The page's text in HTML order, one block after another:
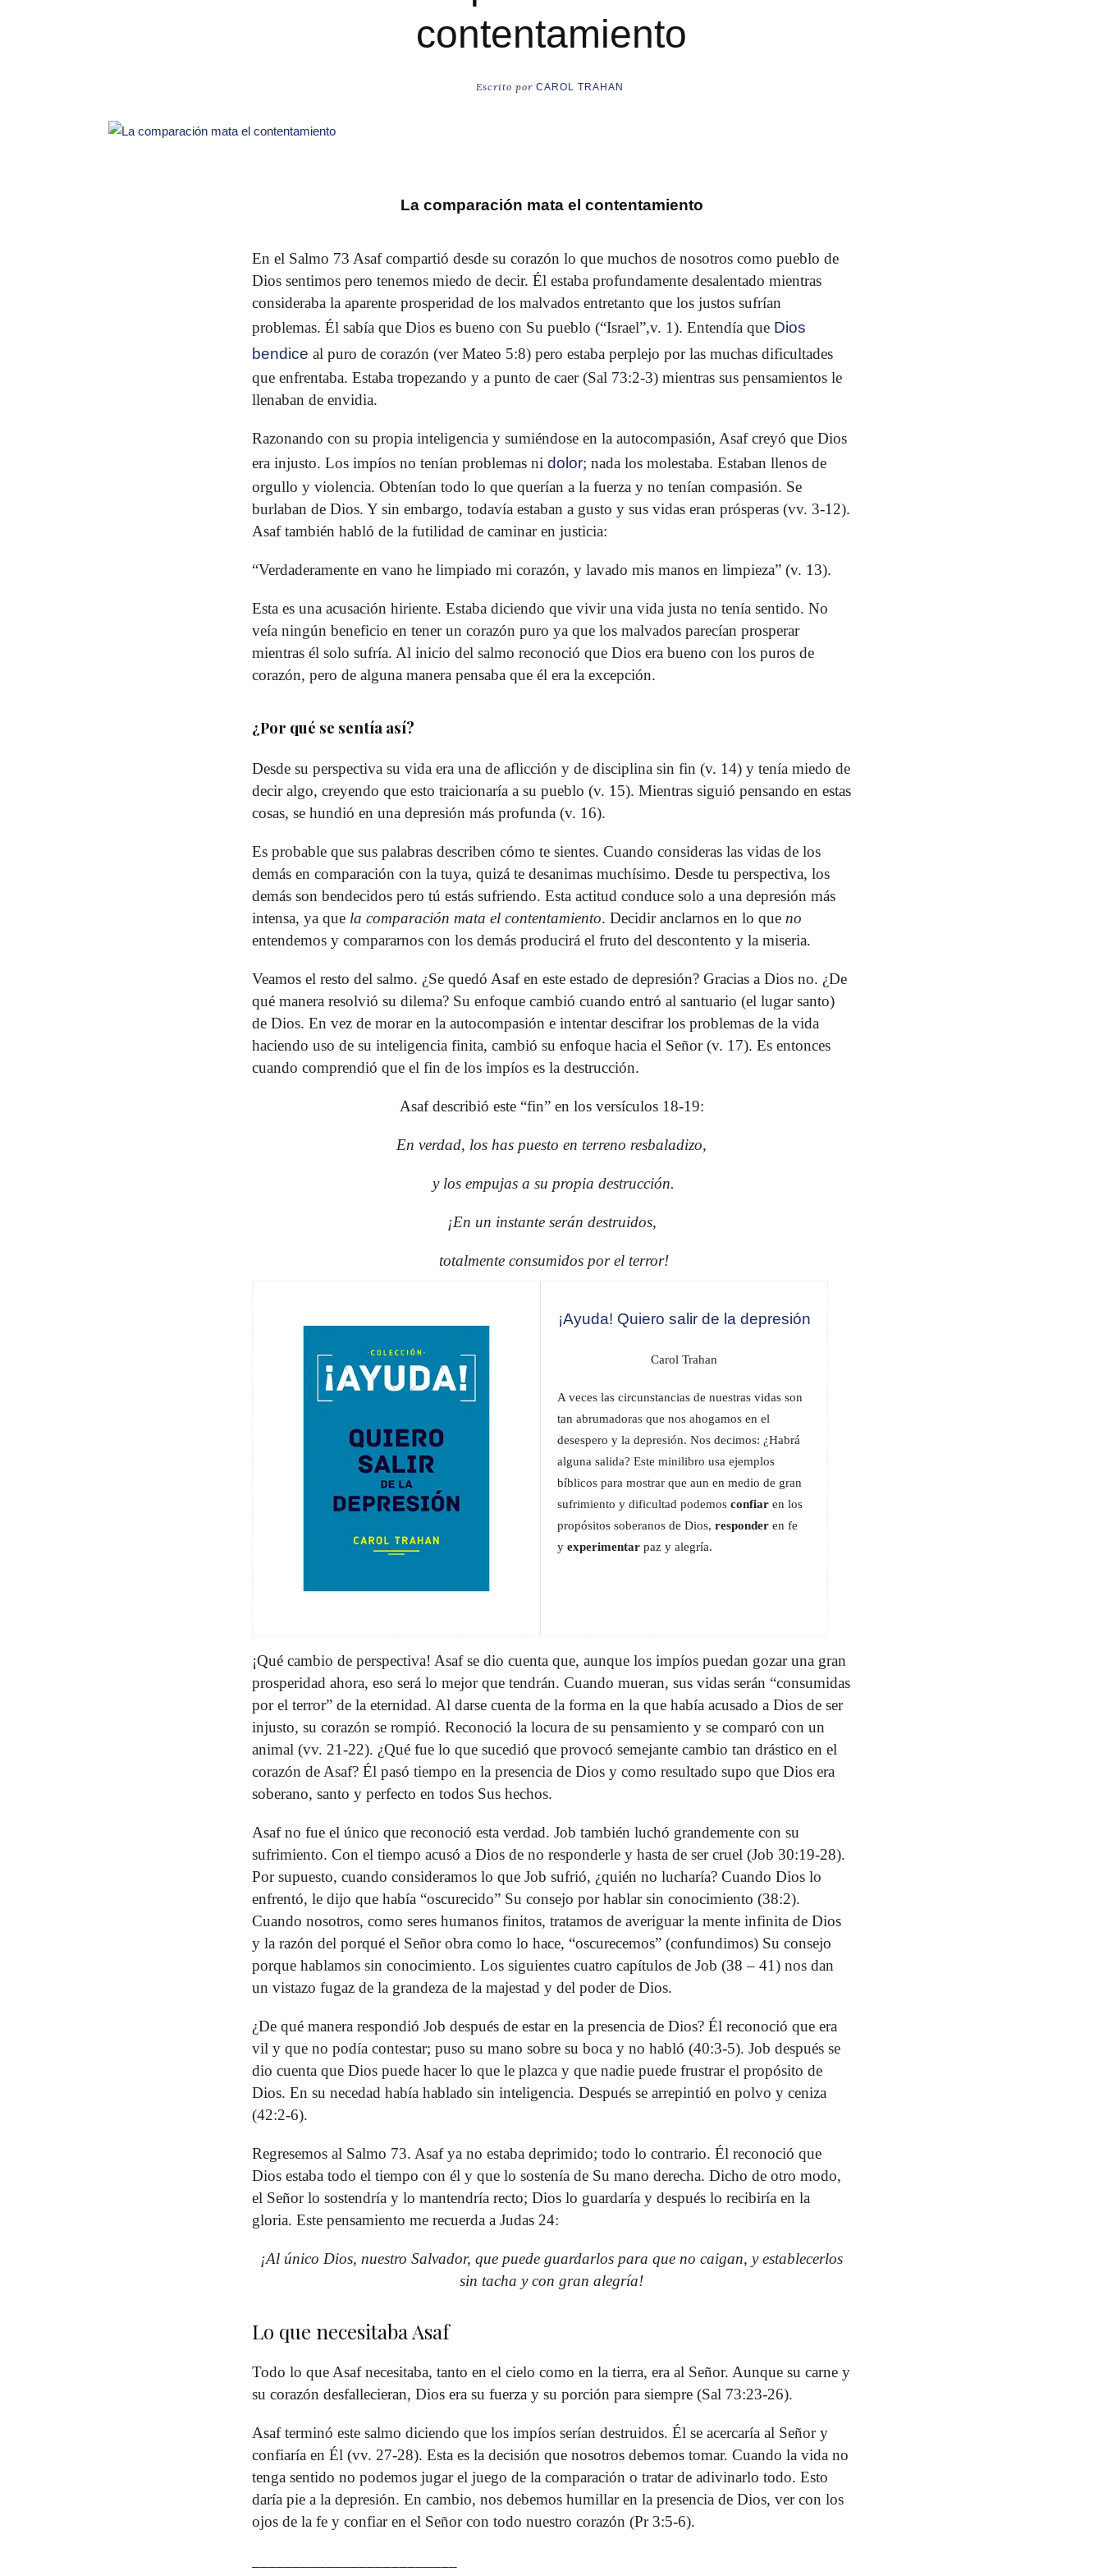
contentamiento
Escrito por CAROL TRAHAN
La comparación mata el contentamiento
En el Salmo 73 Asaf compartió desde su corazón lo que muchos de nosotros como pueblo de
Dios sentimos pero tenemos miedo de decir. Él estaba profundamente desalentado mientras
consideraba la aparente prosperidad de los malvados entretanto que los justos sufrían
problemas. Él sabía que Dios es bueno con Su pueblo (“Israel”,v. 1). Entendía que Dios
bendice al puro de corazón (ver Mateo 5:8) pero estaba perplejo por las muchas dificultades
que enfrentaba. Estaba tropezando y a punto de caer (Sal 73:2-3) mientras sus pensamientos le
llenaban de envidia.
Razonando con su propia inteligencia y sumiéndose en la autocompasión, Asaf creyó que Dios
era injusto. Los impíos no tenían problemas ni dolor; nada los molestaba. Estaban llenos de
orgullo y violencia. Obtenían todo lo que querían a la fuerza y no tenían compasión. Se
burlaban de Dios. Y sin embargo, todavía estaban a gusto y sus vidas eran prósperas (vv. 3-12).
Asaf también habló de la futilidad de caminar en justicia:
“Verdaderamente en vano he limpiado mi corazón, y lavado mis manos en limpieza” (v. 13).
Esta es una acusación hiriente. Estaba diciendo que vivir una vida justa no tenía sentido. No
veía ningún beneficio en tener un corazón puro ya que los malvados parecían prosperar
mientras él solo sufría. Al inicio del salmo reconoció que Dios era bueno con los puros de
corazón, pero de alguna manera pensaba que él era la excepción.
¿Por qué se sentía así?
Desde su perspectiva su vida era una de aflicción y de disciplina sin fin (v. 14) y tenía miedo de
decir algo, creyendo que esto traicionaría a su pueblo (v. 15). Mientras siguió pensando en estas
cosas, se hundió en una depresión más profunda (v. 16).
Es probable que sus palabras describen cómo te sientes. Cuando consideras las vidas de los
demás en comparación con la tuya, quizá te desanimas muchísimo. Desde tu perspectiva, los
demás son bendecidos pero tú estás sufriendo. Esta actitud conduce solo a una depresión más
intensa, ya que la comparación mata el contentamiento. Decidir anclarnos en lo que no
entendemos y compararnos con los demás producirá el fruto del descontento y la miseria.
Veamos el resto del salmo. ¿Se quedó Asaf en este estado de depresión? Gracias a Dios no. ¿De
qué manera resolvió su dilema? Su enfoque cambió cuando entró al santuario (el lugar santo)
de Dios. En vez de morar en la autocompasión e intentar descifrar los problemas de la vida
haciendo uso de su inteligencia finita, cambió su enfoque hacia el Señor (v. 17). Es entonces
cuando comprendió que el fin de los impíos es la destrucción.
Asaf describió este “fin” en los versículos 18-19:
En verdad, los has puesto en terreno resbaladizo,
y los empujas a su propia destrucción.
¡En un instante serán destruidos,
totalmente consumidos por el terror!
¡Ayuda! Quiero salir de la depresión
Carol Trahan
A veces las circunstancias de nuestras vidas son
tan abrumadoras que nos ahogamos en el
desespero y la depresión. Nos decimos: ¿Habrá
alguna salida? Este minilibro usa ejemplos
bíblicos para mostrar que aun en medio de gran
sufrimiento y dificultad podemos confiar en los
propósitos soberanos de Dios, responder en fe
y experimentar paz y alegría.
¡Qué cambio de perspectiva! Asaf se dio cuenta que, aunque los impíos puedan gozar una gran
prosperidad ahora, eso será lo mejor que tendrán. Cuando mueran, sus vidas serán “consumidas
por el terror” de la eternidad. Al darse cuenta de la forma en la que había acusado a Dios de ser
injusto, su corazón se rompió. Reconoció la locura de su pensamiento y se comparó con un
animal (vv. 21-22). ¿Qué fue lo que sucedió que provocó semejante cambio tan drástico en el
corazón de Asaf? Él pasó tiempo en la presencia de Dios y como resultado supo que Dios era
soberano, santo y perfecto en todos Sus hechos.
Asaf no fue el único que reconoció esta verdad. Job también luchó grandemente con su
sufrimiento. Con el tiempo acusó a Dios de no responderle y hasta de ser cruel (Job 30:19-28).
Por supuesto, cuando consideramos lo que Job sufrió, ¿quién no lucharía? Cuando Dios lo
enfrentó, le dijo que había “oscurecido” Su consejo por hablar sin conocimiento (38:2).
Cuando nosotros, como seres humanos finitos, tratamos de averiguar la mente infinita de Dios
y la razón del porqué el Señor obra como lo hace, “oscurecemos” (confundimos) Su consejo
porque hablamos sin conocimiento. Los siguientes cuatro capítulos de Job (38 – 41) nos dan
un vistazo fugaz de la grandeza de la majestad y del poder de Dios.
¿De qué manera respondió Job después de estar en la presencia de Dios? Él reconoció que era
vil y que no podía contestar; puso su mano sobre su boca y no habló (40:3-5). Job después se
dio cuenta que Dios puede hacer lo que le plazca y que nadie puede frustrar el propósito de
Dios. En su necedad había hablado sin inteligencia. Después se arrepintió en polvo y ceniza
(42:2-6).
Regresemos al Salmo 73. Asaf ya no estaba deprimido; todo lo contrario. Él reconoció que
Dios estaba todo el tiempo con él y que lo sostenía de Su mano derecha. Dicho de otro modo,
el Señor lo sostendría y lo mantendría recto; Dios lo guardaría y después lo recibiría en la
gloria. Este pensamiento me recuerda a Judas 24:
¡Al único Dios, nuestro Salvador, que puede guardarlos para que no caigan, y establecerlos
sin tacha y con gran alegría!
Lo que necesitaba Asaf
Todo lo que Asaf necesitaba, tanto en el cielo como en la tierra, era al Señor. Aunque su carne y
su corazón desfallecieran, Dios era su fuerza y su porción para siempre (Sal 73:23-26).
Asaf terminó este salmo diciendo que los impíos serían destruidos. Él se acercaría al Señor y
confiaría en Él (vv. 27-28). Esta es la decisión que nosotros debemos tomar. Cuando la vida no
tenga sentido no podemos jugar el juego de la comparación o tratar de adivinarlo todo. Esto
daría pie a la depresión. En cambio, nos debemos humillar en la presencia de Dios, ver con los
ojos de la fe y confiar en el Señor con todo nuestro corazón (Pr 3:5-6).